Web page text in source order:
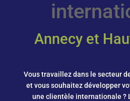
Annecy et
Vous travaillez dans le secteur
et vous souhaitez développer
une clientèle internationale ?